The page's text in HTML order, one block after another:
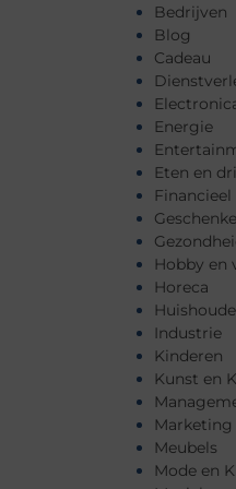
Bedrijven
Blog
Cadeau
Energie
Eten en
Financieel
Hobby en
Horeca
Industrie
Kinderen
Kunst en
Marketing
Meubels
Mode en